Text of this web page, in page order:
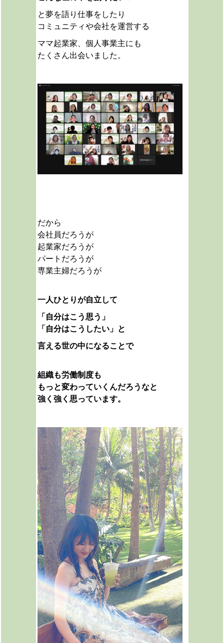
と夢を語り仕事をしたり
コミュニティや会社を運営する
ママ起業家、 個人事業主にも
たくさん出会いました。
だから
会社員だろうが
起業家だろうが
パートだろうが
専業主婦だろうが
一人ひとりが自立して
「自分はこう思う」
「自分はこうしたい」と
言える世の中になることで
組織も労働制度も
もっと変わっていくんだろうなと
強く強く思っています。